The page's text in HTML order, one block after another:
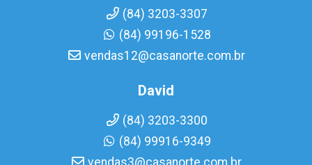
(84) 3203-3307
(84) 99196-1528
vendas12@casanorte.com.br
David
(84) 3203-3300
(84) 99916-9349
vendas3@casanorte.com.br